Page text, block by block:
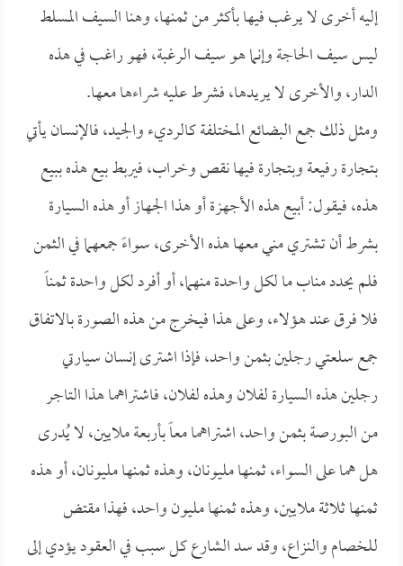
إليه أخرى لا يرغب فيها بأكثر من ثمنها، وهنا السيف المسلط
ليس سيف الحاجة وإنما هو سيف الرغبة، فهو راغب في هذه
الدار، والأخرى لا يريدها، فشرط عليه شراءها معها.
ومثل ذلك جمع البضائع المختلفة كالرديء والجيد، فالإنسان يأتي
بتجارة رفيعة وبتجارة فيها نقص وخراب، فيربط بيع هذه ببيع
هذه، فيقول: أبيع هذه الأجهزة أو هذا الجهاز أو هذه السيارة
بشرط أن تشتري مني معها هذه الأخرى، سواءً جمعهما في الثمن
فلم يحدد مناب ما لكل واحدة منهما، أو أفرد لكل واحدة ثمناً
فلا فرق عند هؤلاء، وعلى هذا فيخرج من هذه الصورة بالاتفاق
جمع سلعتي رجلين بثمن واحد، فإذا اشترى إنسان سيارتي
رجلين هذه السيارة لفلان وهذه لفلان، فاشتراهما هذا التاجر
من البورصة بثمن واحد، اشتراهما معاً بأربعة ملايين، لا يُدرى
هل هما على السواء، ثمنها مليونان، وهذه ثمنها مليونان، أو هذه
ثمنها ثلاثة ملايين، وهذه ثمنها مليون واحد، فهذا مقتض
للخصام والنزاع، وقد سد الشارع كل سبب في العقود يؤدي إلى